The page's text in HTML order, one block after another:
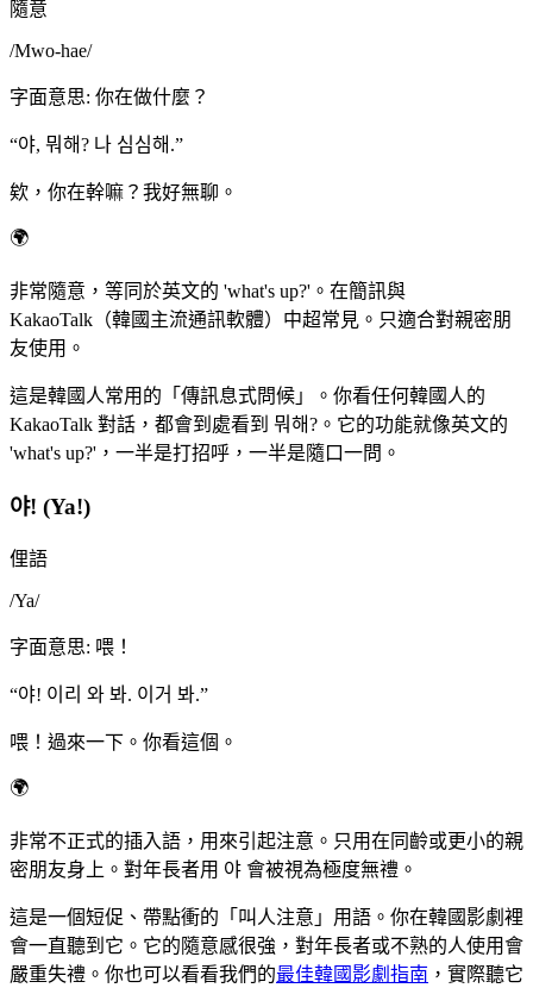
隨意
/Mwo-hae/
字面意思: 你在做什麼？
“야, 뭐해? 나 심심해.”
欸，你在幹嘛？我好無聊。
🌍
非常隨意，等同於英文的 'what's up?'。在簡訊與
KakaoTalk（韓國主流通訊軟體）中超常見。只適合對親密朋
友使用。
這是韓國人常用的「傳訊息式問候」。你看任何韓國人的
KakaoTalk 對話，都會到處看到 뭐해?。它的功能就像英文的
'what's up?'，一半是打招呼，一半是隨口一問。
야! (Ya!)
俚語
/Ya/
字面意思: 喂！
“야! 이리 와 봐. 이거 봐.”
喂！過來一下。你看這個。
🌍
非常不正式的插入語，用來引起注意。只用在同齡或更小的親
密朋友身上。對年長者用 야 會被視為極度無禮。
這是一個短促、帶點衝的「叫人注意」用語。你在韓國影劇裡
會一直聽到它。它的隨意感很強，對年長者或不熟的人使用會
嚴重失禮。你也可以看看我們的最佳韓國影劇指南 ，實際聽它